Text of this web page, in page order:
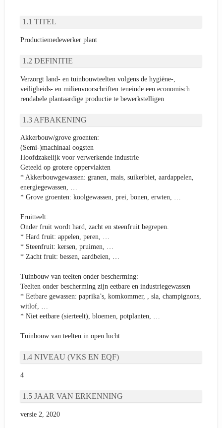
TITEL
Productiemedewerker plant
DEFINITIE
Verzorgt land- en tuinbouwteelten volgens de hygiëne-,
veiligheids- en milieuvoorschriften teneinde een economisch
rendabele plantaardige productie te bewerkstelligen
AFBAKENING
Akkerbouw/grove groenten:
(Semi-)machinaal oogsten
Hoofdzakelijk voor verwerkende industrie
Geteeld op grotere oppervlakten
* Akkerbouwgewassen: granen, mais, suikerbiet, aardappelen,
energiegewassen, …
* Grove groenten: koolgewassen, prei, bonen, erwten, …
Fruitteelt:
Onder fruit wordt hard, zacht en steenfruit begrepen.
* Hard fruit: appelen, peren, …
* Steenfruit: kersen, pruimen, …
* Zacht fruit: bessen, aardbeien, …
Tuinbouw van teelten onder bescherming:
Teelten onder bescherming zijn eetbare en industriegewassen
* Eetbare gewassen: paprika’s, komkommer, , sla, champignons,
witlof, …
* Niet eetbare (sierteelt), bloemen, potplanten, …
Tuinbouw van teelten in open lucht
NIVEAU (VKS EN EQF)
4
JAAR VAN ERKENNING
versie 2, 2020